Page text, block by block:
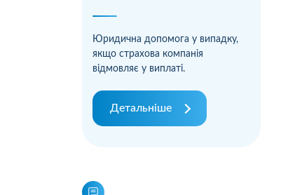
Юридична допомога у випадку,
якщо страхова компанія
відмовляє у виплаті.
Детальніше